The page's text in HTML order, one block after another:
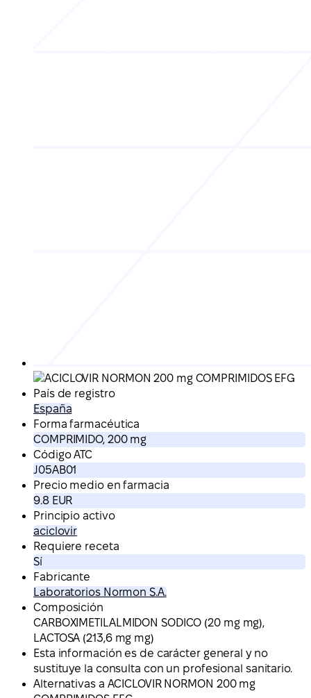
País de registro
España
Forma farmacéutica
COMPRIMIDO, 200 mg
Código ATC
J05AB01
Precio medio en farmacia
9.8 EUR
Principio activo
aciclovir
Requiere receta
Sí
Fabricante
Laboratorios Normon S.A.
Composición
CARBOXIMETILALMIDON SODICO (20 mg mg),
LACTOSA (213,6 mg mg)
Esta información es de carácter general y no
sustituye la consulta con un profesional sanitario.
Alternativas a ACICLOVIR NORMON 200 mg